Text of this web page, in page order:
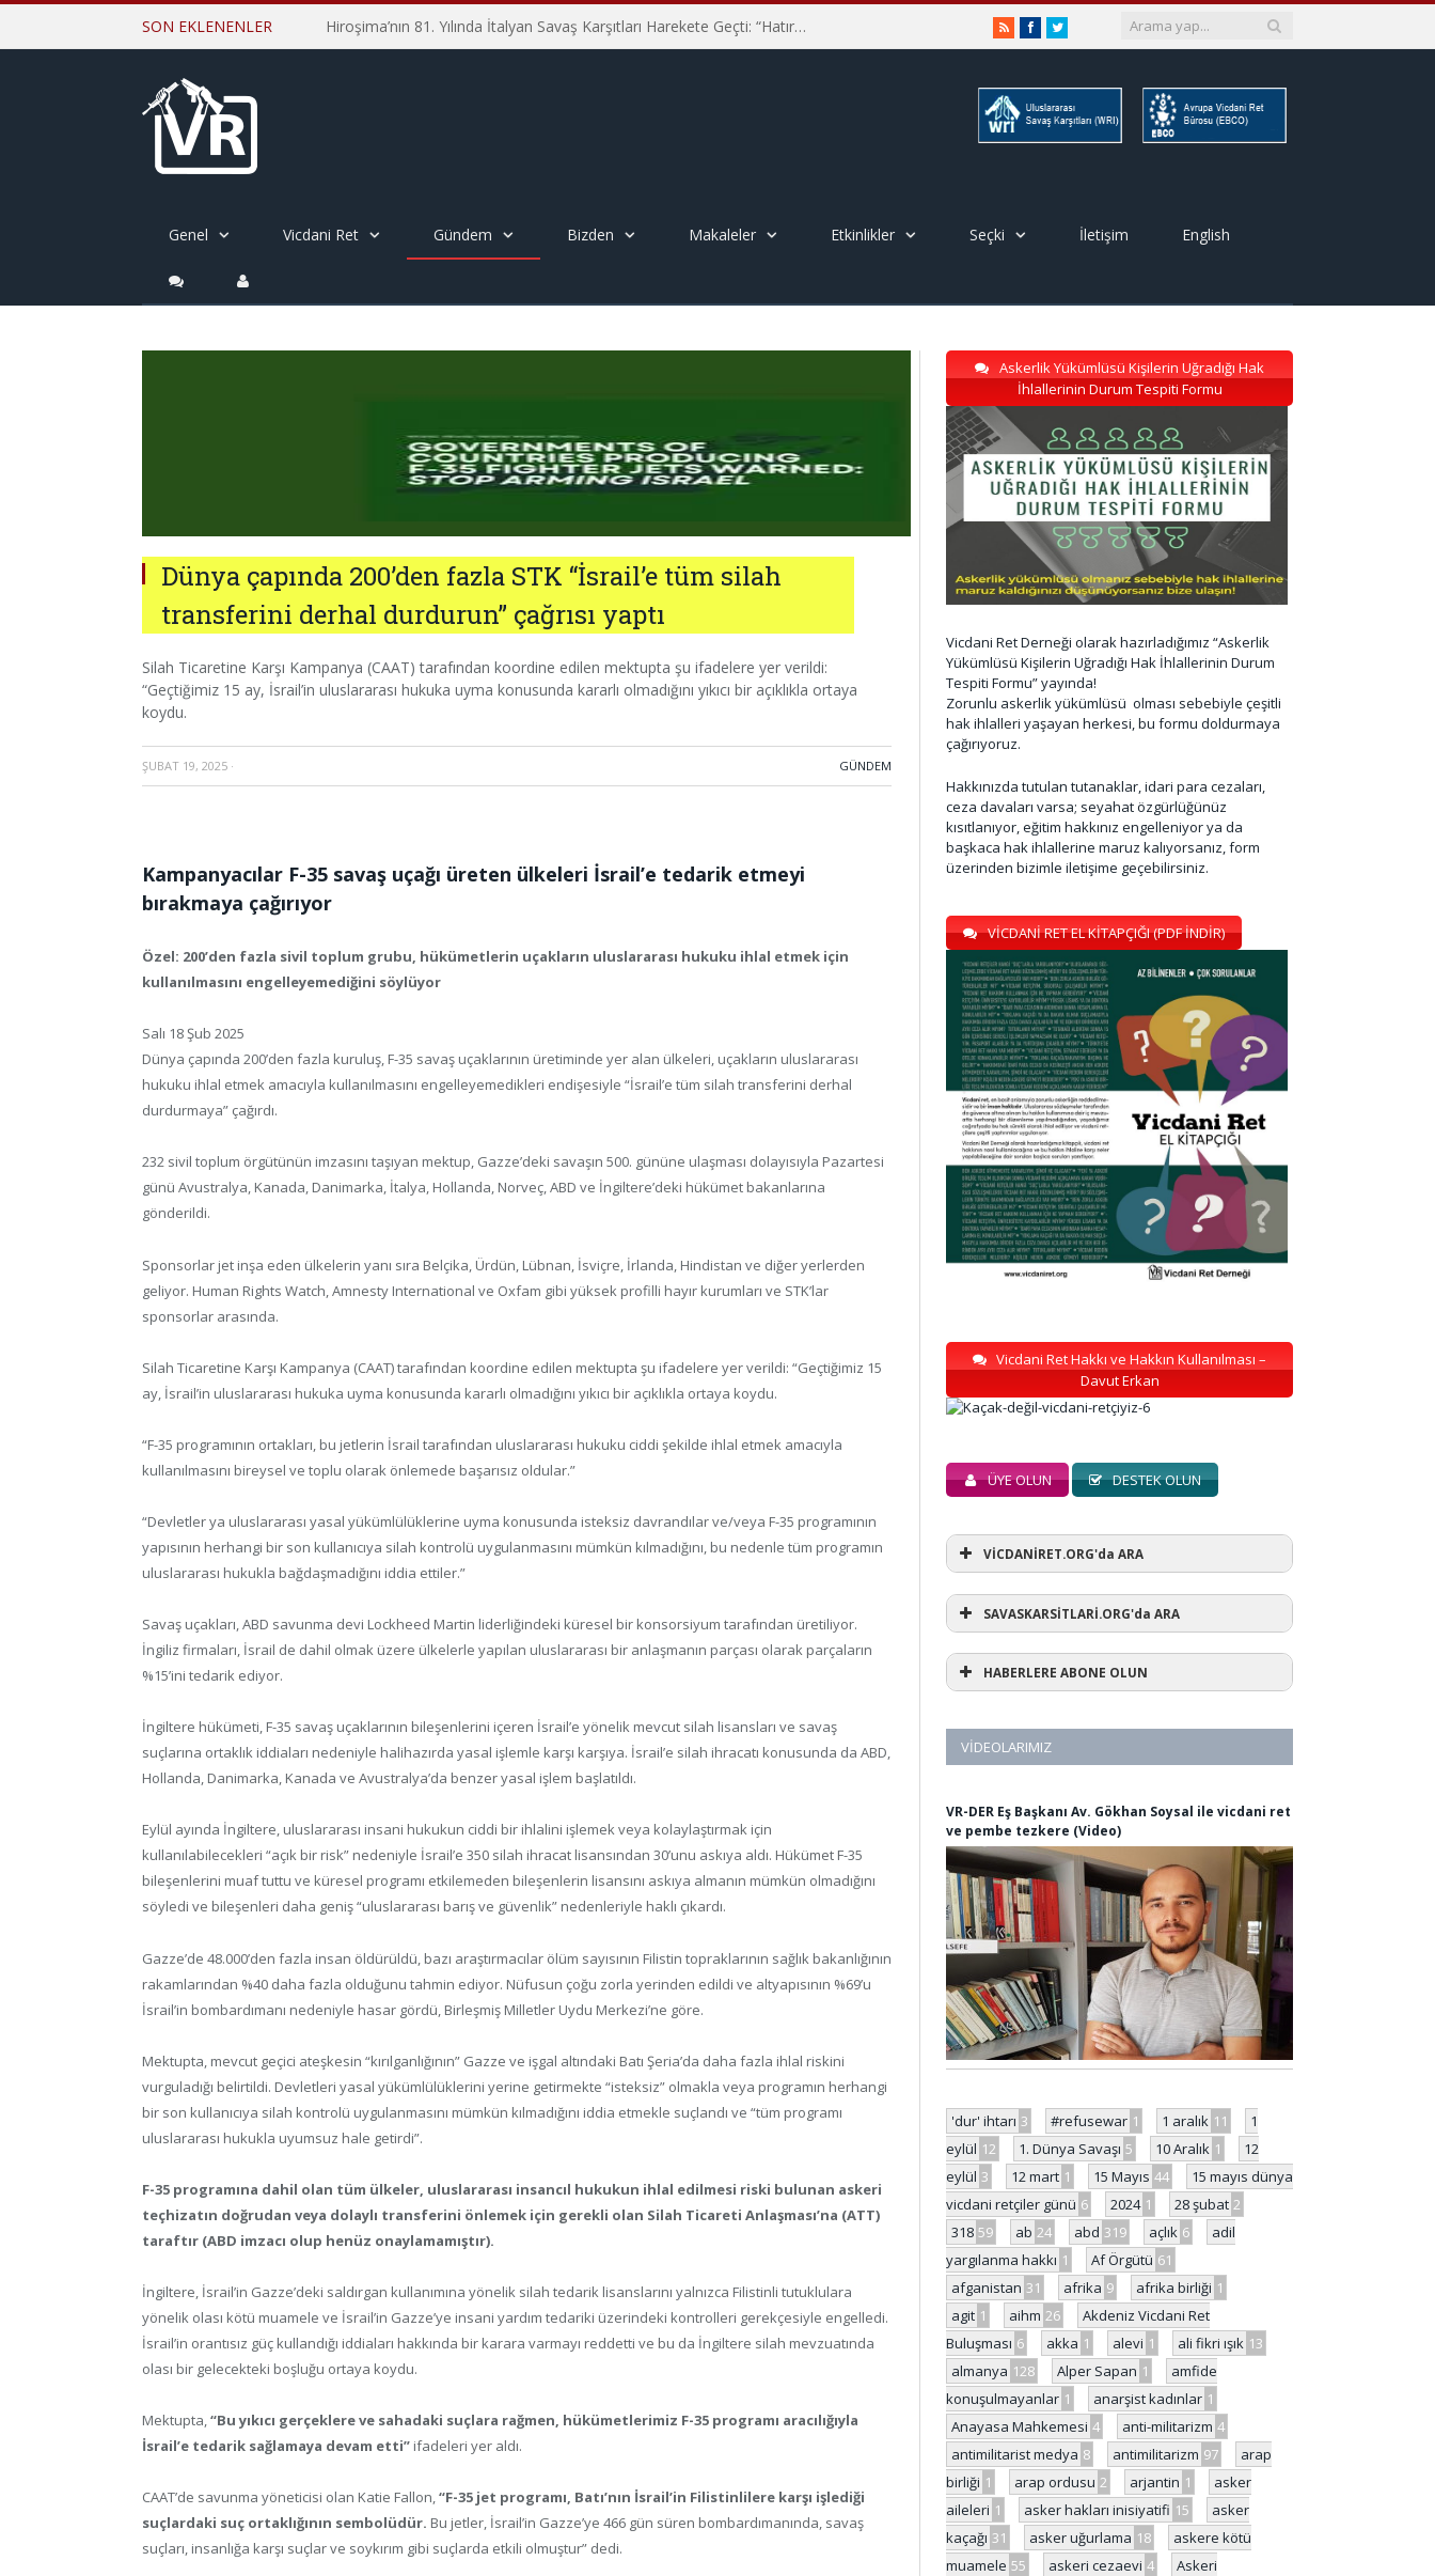
SON EKLENENLER Hiroşima’nın 81. Yılında İtalyan Savaş Karşıtları Harekete Geçti: “Hatırlamak yeterli değil” RSSFacebookTwitter
Genel Vicdani Ret Gündem Bizden Makaleler Etkinlikler Seçki İletişim English
Dünya çapında 200’den fazla STK “İsrail’e tüm silah
transferini derhal durdurun” çağrısı yaptı
Silah Ticaretine Karşı Kampanya (CAAT) tarafından koordine edilen mektupta şu ifadelere yer verildi:
“Geçtiğimiz 15 ay, İsrail’in uluslararası hukuka uyma konusunda kararlı olmadığını yıkıcı bir açıklıkla ortaya
koydu.
ŞUBAT 19, 2025 · GÜNDEM
Kampanyacılar F-35 savaş uçağı üreten ülkeleri İsrail’e tedarik etmeyi
bırakmaya çağırıyor
Özel: 200’den fazla sivil toplum grubu, hükümetlerin uçakların uluslararası hukuku ihlal etmek için
kullanılmasını engelleyemediğini söylüyor
Salı 18 Şub 2025
Dünya çapında 200’den fazla kuruluş, F-35 savaş uçaklarının üretiminde yer alan ülkeleri, uçakların uluslararası
hukuku ihlal etmek amacıyla kullanılmasını engelleyemedikleri endişesiyle “İsrail’e tüm silah transferini derhal
durdurmaya” çağırdı.
232 sivil toplum örgütünün imzasını taşıyan mektup, Gazze’deki savaşın 500. gününe ulaşması dolayısıyla Pazartesi
günü Avustralya, Kanada, Danimarka, İtalya, Hollanda, Norveç, ABD ve İngiltere’deki hükümet bakanlarına
gönderildi.
Sponsorlar jet inşa eden ülkelerin yanı sıra Belçika, Ürdün, Lübnan, İsviçre, İrlanda, Hindistan ve diğer yerlerden
geliyor. Human Rights Watch, Amnesty International ve Oxfam gibi yüksek profilli hayır kurumları ve STK’lar
sponsorlar arasında.
Silah Ticaretine Karşı Kampanya (CAAT) tarafından koordine edilen mektupta şu ifadelere yer verildi: “Geçtiğimiz 15
ay, İsrail’in uluslararası hukuka uyma konusunda kararlı olmadığını yıkıcı bir açıklıkla ortaya koydu.
“F-35 programının ortakları, bu jetlerin İsrail tarafından uluslararası hukuku ciddi şekilde ihlal etmek amacıyla
kullanılmasını bireysel ve toplu olarak önlemede başarısız oldular.”
“Devletler ya uluslararası yasal yükümlülüklerine uyma konusunda isteksiz davrandılar ve/veya F-35 programının
yapısının herhangi bir son kullanıcıya silah kontrolü uygulanmasını mümkün kılmadığını, bu nedenle tüm programın
uluslararası hukukla bağdaşmadığını iddia ettiler.”
Savaş uçakları, ABD savunma devi Lockheed Martin liderliğindeki küresel bir konsorsiyum tarafından üretiliyor.
İngiliz firmaları, İsrail de dahil olmak üzere ülkelerle yapılan uluslararası bir anlaşmanın parçası olarak parçaların
%15’ini tedarik ediyor.
İngiltere hükümeti, F-35 savaş uçaklarının bileşenlerini içeren İsrail’e yönelik mevcut silah lisansları ve savaş
suçlarına ortaklık iddiaları nedeniyle halihazırda yasal işlemle karşı karşıya. İsrail’e silah ihracatı konusunda da ABD,
Hollanda, Danimarka, Kanada ve Avustralya’da benzer yasal işlem başlatıldı.
Eylül ayında İngiltere, uluslararası insani hukukun ciddi bir ihlalini işlemek veya kolaylaştırmak için
kullanılabilecekleri “açık bir risk” nedeniyle İsrail’e 350 silah ihracat lisansından 30’unu askıya aldı. Hükümet F-35
bileşenlerini muaf tuttu ve küresel programı etkilemeden bileşenlerin lisansını askıya almanın mümkün olmadığını
söyledi ve bileşenleri daha geniş “uluslararası barış ve güvenlik” nedenleriyle haklı çıkardı.
Gazze’de 48.000’den fazla insan öldürüldü, bazı araştırmacılar ölüm sayısının Filistin topraklarının sağlık bakanlığının
rakamlarından %40 daha fazla olduğunu tahmin ediyor. Nüfusun çoğu zorla yerinden edildi ve altyapısının %69’u
İsrail’in bombardımanı nedeniyle hasar gördü, Birleşmiş Milletler Uydu Merkezi’ne göre.
Mektupta, mevcut geçici ateşkesin “kırılganlığının” Gazze ve işgal altındaki Batı Şeria’da daha fazla ihlal riskini
vurguladığı belirtildi. Devletleri yasal yükümlülüklerini yerine getirmekte “isteksiz” olmakla veya programın herhangi
bir son kullanıcıya silah kontrolü uygulanmasını mümkün kılmadığını iddia etmekle suçlandı ve “tüm programı
uluslararası hukukla uyumsuz hale getirdi”.
F-35 programına dahil olan tüm ülkeler, uluslararası insancıl hukukun ihlal edilmesi riski bulunan askeri
teçhizatın doğrudan veya dolaylı transferini önlemek için gerekli olan Silah Ticareti Anlaşması’na (ATT)
taraftır (ABD imzacı olup henüz onaylamamıştır).
İngiltere, İsrail’in Gazze’deki saldırgan kullanımına yönelik silah tedarik lisanslarını yalnızca Filistinli tutuklulara
yönelik olası kötü muamele ve İsrail’in Gazze’ye insani yardım tedariki üzerindeki kontrolleri gerekçesiyle engelledi.
İsrail’in orantısız güç kullandığı iddiaları hakkında bir karara varmayı reddetti ve bu da İngiltere silah mevzuatında
olası bir gelecekteki boşluğu ortaya koydu.
Mektupta,“Bu yıkıcı gerçeklere ve sahadaki suçlara rağmen, hükümetlerimiz F-35 programı aracılığıyla
İsrail’e tedarik sağlamaya devam etti” ifadeleri yer aldı.
CAAT’de savunma yöneticisi olan Katie Fallon,“F-35 jet programı, Batı’nın İsrail’in Filistinlilere karşı işlediği
suçlardaki suç ortaklığının sembolüdür. Bu jetler, İsrail’in Gazze’ye 466 gün süren bombardımanında, savaş
suçları, insanlığa karşı suçlar ve soykırım gibi suçlarda etkili olmuştur” dedi.
Askerlik Yükümlüsü Kişilerin Uğradığı Hak
İhlallerinin Durum Tespiti Formu
Vicdani Ret Derneği olarak hazırladığımız “Askerlik
Yükümlüsü Kişilerin Uğradığı Hak İhlallerinin Durum
Tespiti Formu” yayında!
Zorunlu askerlik yükümlüsü olması sebebiyle çeşitli
hak ihlalleri yaşayan herkesi, bu formu doldurmaya
çağırıyoruz.
Hakkınızda tutulan tutanaklar, idari para cezaları,
ceza davaları varsa; seyahat özgürlüğünüz
kısıtlanıyor, eğitim hakkınız engelleniyor ya da
başkaca hak ihlallerine maruz kalıyorsanız, form
üzerinden bizimle iletişime geçebilirsiniz.
VİCDANİ RET EL KİTAPÇIĞI (PDF İNDİR)
Vicdani Ret Hakkı ve Hakkın Kullanılması –
Davut Erkan
ÜYE OLUN DESTEK OLUN
VİCDANİRET.ORG'da ARA
SAVASKARSİTLARİ.ORG'da ARA
HABERLERE ABONE OLUN
VIDEOLARIMIZ
VR-DER Eş Başkanı Av. Gökhan Soysal ile vicdani ret
ve pembe tezkere (Video)
'dur' ihtarı 3 #refusewar 1 1 aralık 11
1
eylül 12 1. Dünya Savaşı 5 10 Aralık 1
12
eylül 3 12 mart 1 15 Mayıs 44
15 mayıs dünya
vicdani retçiler günü 6 2024 1 28 şubat 2
318 59 ab 24 abd 319 açlık 6
adil
yargılanma hakkı 1 Af Örgütü 61
afganistan 31 afrika 9 afrika birliği 1
agit 1 aihm 26
Akdeniz Vicdani Ret
Buluşması 6 akka 1 alevi 1 ali fikri ışık 13
almanya 128 Alper Sapan 1
amfide
konuşulmayanlar 1 anarşist kadınlar 1
Anayasa Mahkemesi 4 anti-militarizm 4
antimilitarist medya 8 antimilitarizm 97
arap
birliği 1 arap ordusu 2 arjantin 1
asker
aileleri 1 asker hakları inisiyatifi 15
asker
kaçağı 31 asker uğurlama 18
askere kötü
muamele 55 askeri cezaevi 4
Askeri